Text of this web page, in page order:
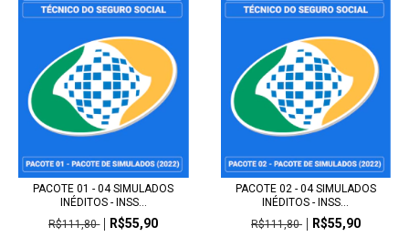
PACOTE 01 - 04 SIMULADOS
INÉDITOS - INSS...
R$111,80
R$55,90
PACOTE 02 - 04 SIMULADOS
INÉDITOS - INSS...
R$111,80
R$55,90